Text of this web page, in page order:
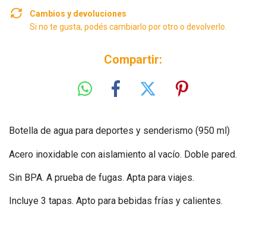
Cambios y devoluciones
Si no te gusta, podés cambiarlo por otro o devolverlo.
Compartir:
Botella de agua para deportes y senderismo (950 ml)
Acero inoxidable con aislamiento al vacío. Doble pared.
Sin BPA. A prueba de fugas. Apta para viajes.
Incluye 3 tapas. Apto para bebidas frías y calientes.